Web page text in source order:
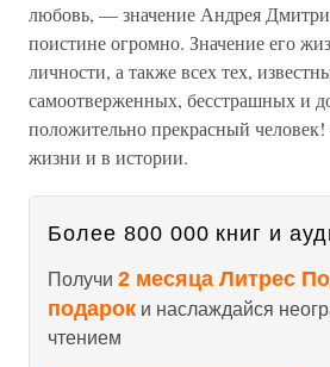
любовь, — значение Андрея
поистине огромно. Значение его
личности, а также всех тех,
самоотверженных, бесстрашных и
положительно прекрасный
жизни и в истории.
Более 800 000 книг и
Получи 2 месяца Литрес
подарок и наслаждайся
чтением